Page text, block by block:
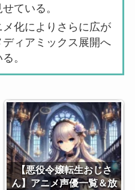
ている。
メ化によりさらに広が
ィアミックス展開へ
。
【悪役令嬢転生おじさ
ん】アニメ声優一覧＆放